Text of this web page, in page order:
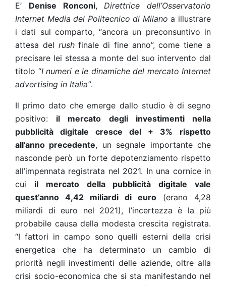
E’ Denise Ronconi,Direttrice dell’Osservatorio
Internet Media del Politecnico di Milanoa illustrare
i dati sul comparto, “ancora un preconsuntivo in
attesa del rushfinale di fine anno”, come tiene a
precisare lei stessa a monte del suo intervento dal
titolo “I numeri e le dinamiche del mercato Internet
advertising in Italia”.
Il primo dato che emerge dallo studio è di segno
positivo: il mercato degli investimenti nella
pubblicità digitale cresce del + 3%
rispetto
all’anno precedente, un segnale importante che
nasconde però un forte depotenziamento rispetto
all’impennata registrata nel 2021. In una cornice in
cui il mercato della pubblicità digitale vale
quest’anno 4,42 miliardi di euro (erano 4,28
miliardi di euro nel 2021), l’incertezza è la più
probabile causa della modesta crescita registrata.
“I fattori in campo sono quelli esterni della crisi
energetica che ha determinato un cambio di
priorità negli investimenti delle aziende, oltre alla
crisi socio-economica che si sta manifestando nel